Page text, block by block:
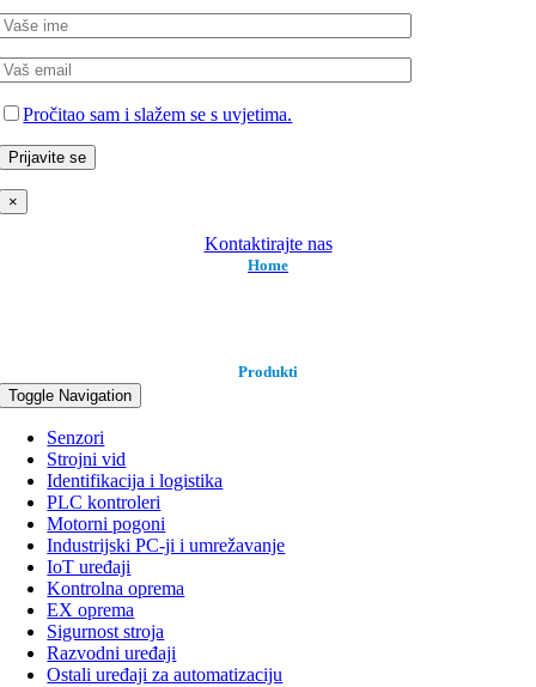
Pročitao sam i slažem se s uvjetima.
×
Kontaktirajte nas
Home
Produkti
Toggle Navigation
Senzori
Strojni vid
Identifikacija i logistika
PLC kontroleri
Motorni pogoni
Industrijski PC-ji i umrežavanje
IoT uređaji
Kontrolna oprema
EX oprema
Sigurnost stroja
Razvodni uređaji
Ostali uređaji za automatizaciju